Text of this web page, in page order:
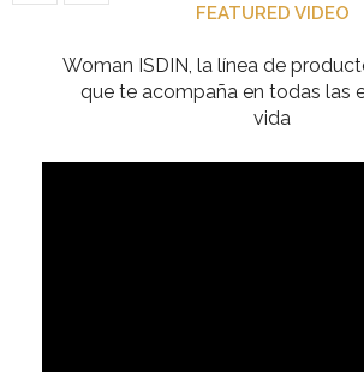
FEATURED VIDEO
Woman ISDIN, la línea de
que te acompaña en todas las
vida